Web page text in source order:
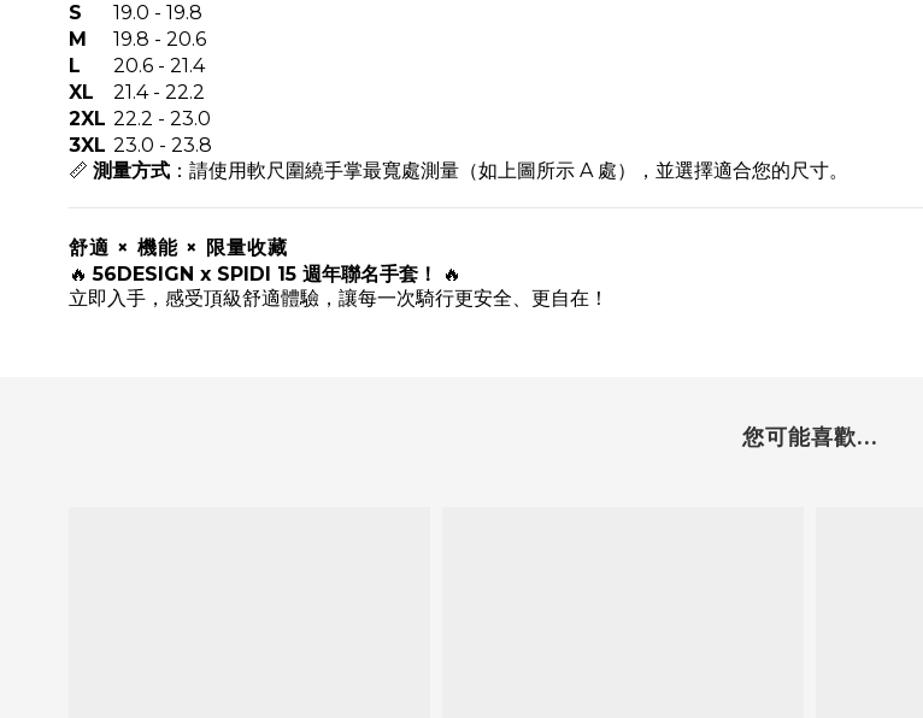
S
19.0 - 19.8
M
19.8 - 20.6
L
20.6 - 21.4
XL
21.4 - 22.2
2XL 22.2 - 23.0
3XL 23.0 - 23.8
📏 測量方式 ：請使用軟尺圍繞手掌最寬處測量（如上圖所示 A 處），並選擇適合您的尺寸。
舒適 × 機能 × 限量收藏
🔥56DESIGN x SPIDI 15 週年聯名手套！
🔥
立即入手，感受頂級舒適體驗，讓每一次騎行更安全、更自在！
您可能喜歡...